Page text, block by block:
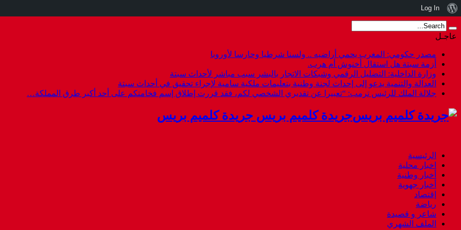
عاجـل
مصدر حكومي: المغرب يحمي أراضيه .. ولسنا شرطيا وحارسا لأوروبا
أزمة سبتة هل استقال أخنوش أم هرب.
وزارة الداخلية: التضليل الرقمي وشبكات الاتجار بالبشر سبب مباشر لأحداث سبتة
العدالة والتنمية يدعو إلى إحداث لجنة وطنية بتعليمات ملكية سامية لإجراء تحقيق في أحداث سبتة
جلالة الملك للرئيس ترمب: “تعبيرا عن تقديري الشخصي لكم، فقد قررت إطلاق إسم فخامتكم على أحد أكبر طرق المملكة…
جريدة كلميم بريس جريدة كلميم بريس
الرئيسية
اخبار محلية
أخبار وطنية
أخبار جهوية
إقتصاد
رياضة
شاعر و قصيدة
الملف الشهري
نبذة
عن
ووردبريس
Log In